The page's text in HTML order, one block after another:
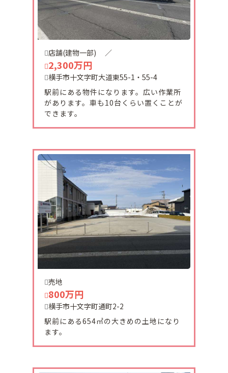
2024-08-26
平鹿町中吉田薬師堂浦に中古物件が販売されまし
た。程度良好です。
2024-08-06
メール等のお問い合わせにつきまして休み明けに順
次対応致します。
2024-07-03
朝倉町中古ご契約頂きました。
有難うございます。
2024-06-28
十文字町梨木土地ご契約頂きました。
有難うございます。
下げを致しました。
377万→298万円です。
2024-06-12
店舗(建物一部) ／
2,300万円
横手市十文字町大道東55-1・55-4
駅前にある物件になります。広い作業所
があります。車も10台くらい置くことが
できます。
売地
800万円
横手市十文字町通町2-2
駅前にある654㎡の大きめの土地になり
ます。